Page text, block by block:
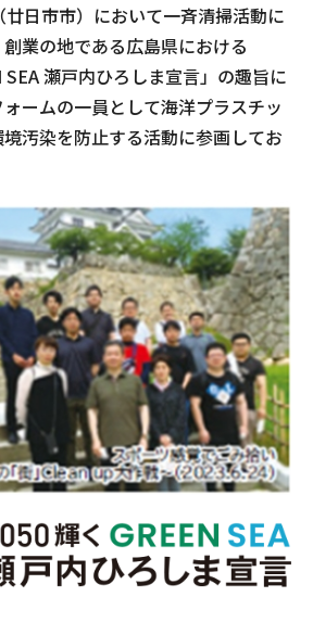
廿日市市）において一斉清掃活動に
業の地である広島県における
SEA 瀬戸内ひろしま宣言」の趣旨に
ームの一員として海洋プラスチッ
汚染を防止する活動に参画してお